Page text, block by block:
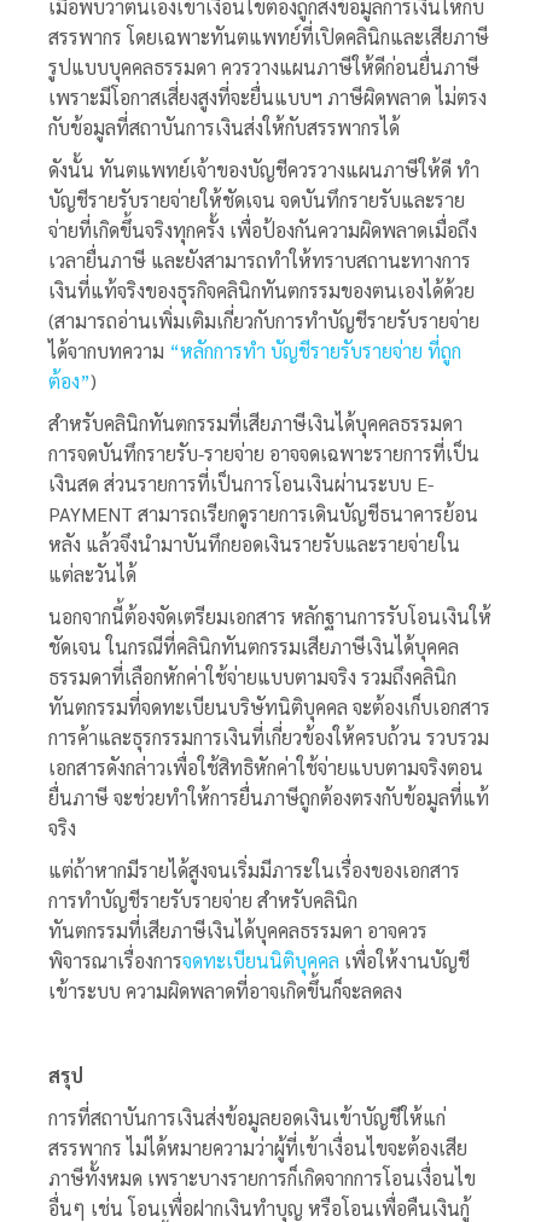
เมื่อพบว่าตนเองเข้าเงื่อนไขต้องถูกส่งข้อมูลการเงินให้กับ
สรรพากร โดยเฉพาะทันตแพทย์ที่เปิดคลินิกและเสียภาษี
รูปแบบบุคคลธรรมดา ควรวางแผนภาษีให้ดีก่อนยื่นภาษี
เพราะมีโอกาสเสี่ยงสูงที่จะยื่นแบบฯ ภาษีผิดพลาด ไม่ตรง
กับข้อมูลที่สถาบันการเงินส่งให้กับสรรพากรได้
ดังนั้น ทันตแพทย์เจ้าของบัญชีควรวางแผนภาษีให้ดี ทำ
บัญชีรายรับรายจ่ายให้ชัดเจน จดบันทึกรายรับและราย
จ่ายที่เกิดขึ้นจริงทุกครั้ง เพื่อป้องกันความผิดพลาดเมื่อถึง
เวลายื่นภาษี และยังสามารถทำให้ทราบสถานะทางการ
เงินที่แท้จริงของธุรกิจคลินิกทันตกรรมของตนเองได้ด้วย
(สามารถอ่านเพิ่มเติมเกี่ยวกับการทำบัญชีรายรับรายจ่าย
ได้จากบทความ “หลักการทำ บัญชีรายรับรายจ่าย ที่ถูก
ต้อง”)
สำหรับคลินิกทันตกรรมที่เสียภาษีเงินได้บุคคลธรรมดา
การจดบันทึกรายรับ-รายจ่าย อาจจดเฉพาะรายการที่เป็น
เงินสด ส่วนรายการที่เป็นการโอนเงินผ่านระบบ E-
PAYMENT สามารถเรียกดูรายการเดินบัญชีธนาคารย้อน
หลัง แล้วจึงนำมาบันทึกยอดเงินรายรับและรายจ่ายใน
แต่ละวันได้
นอกจากนี้ต้องจัดเตรียมเอกสาร หลักฐานการรับโอนเงินให้
ชัดเจน ในกรณีที่คลินิกทันตกรรมเสียภาษีเงินได้บุคคล
ธรรมดาที่เลือกหักค่าใช้จ่ายแบบตามจริง รวมถึงคลินิก
ทันตกรรมที่จดทะเบียนบริษัทนิติบุคคล จะต้องเก็บเอกสาร
การค้าและธุรกรรมการเงินที่เกี่ยวข้องให้ครบถ้วน รวบรวม
เอกสารดังกล่าวเพื่อใช้สิทธิหักค่าใช้จ่ายแบบตามจริงตอน
ยื่นภาษี จะช่วยทำให้การยื่นภาษีถูกต้องตรงกับข้อมูลที่แท้
จริง
แต่ถ้าหากมีรายได้สูงจนเริ่มมีภาระในเรื่องของเอกสาร
การทำบัญชีรายรับรายจ่าย สำหรับคลินิก
ทันตกรรมที่เสียภาษีเงินได้บุคคลธรรมดา อาจควร
พิจารณาเรื่องการจดทะเบียนนิติบุคคล เพื่อให้งานบัญชี
เข้าระบบ ความผิดพลาดที่อาจเกิดขึ้นก็จะลดลง
สรุป
การที่สถาบันการเงินส่งข้อมูลยอดเงินเข้าบัญชีให้แก่
สรรพากร ไม่ได้หมายความว่าผู้ที่เข้าเงื่อนไขจะต้องเสีย
ภาษีทั้งหมด เพราะบางรายการก็เกิดจากการโอนเงื่อนไข
อื่นๆ เช่น โอนเพื่อฝากเงินทำบุญ หรือโอนเพื่อคืนเงินกู้